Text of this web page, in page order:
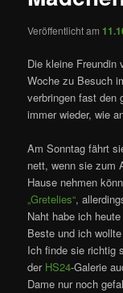
Veröffentlicht am
Die kleine Freundin
Woche zu Besuch
verbringen fast den
immer wieder, wie
Am Sonntag fährt
nett, wenn sie zum
Hause nehmen
„Gretelies“,
Naht habe ich
Beste und ich
Ich finde sie richtig
der HS24-Galerie
Dame nur noch